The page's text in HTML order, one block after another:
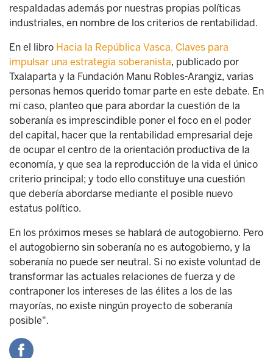
respaldadas además por nuestras propias políticas
industriales, en nombre de los criterios de rentabilidad.
En el libro Hacia la República Vasca. Claves para
impulsar una estrategia soberanista, publicado por
Txalaparta y la Fundación Manu Robles-Arangiz, varias
personas hemos querido tomar parte en este debate. En
mi caso, planteo que para abordar la cuestión de la
soberanía es imprescindible poner el foco en el poder
del capital, hacer que la rentabilidad empresarial deje
de ocupar el centro de la orientación productiva de la
economía, y que sea la reproducción de la vida el único
criterio principal; y todo ello constituye una cuestión
que debería abordarse mediante el posible nuevo
estatus político.
En los próximos meses se hablará de autogobierno. Pero
el autogobierno sin soberanía no es autogobierno, y la
soberanía no puede ser neutral. Si no existe voluntad de
transformar las actuales relaciones de fuerza y de
contraponer los intereses de las élites a los de las
mayorías, no existe ningún proyecto de soberanía
posible".